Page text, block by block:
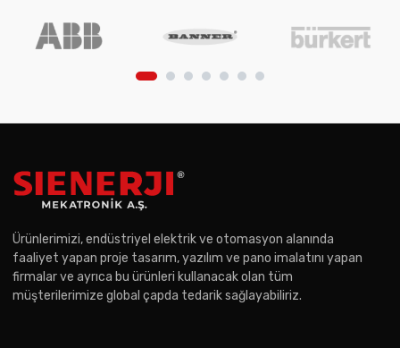
Ürünlerimizi, endüstriyel elektrik ve otomasyon alanında
faaliyet yapan proje tasarım, yazılım ve pano imalatını yapan
firmalar ve ayrıca bu ürünleri kullanacak olan tüm
müşterilerimize global çapda tedarik sağlayabiliriz.